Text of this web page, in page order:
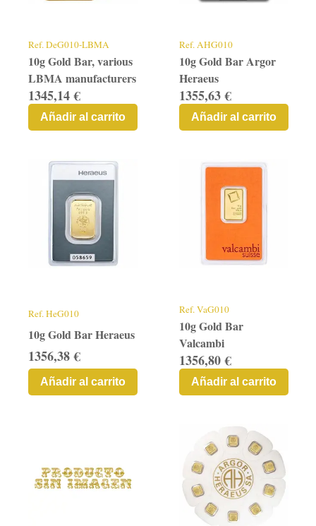
Ref.DeG010-LBMA
10g Gold Bar, various
LBMA manufacturers
1345,14 €
Añadir al carrito
Ref.AHG010
10g Gold Bar Argor
Heraeus
1355,63 €
Añadir al carrito
Ref.HeG010
10g Gold Bar Heraeus
1356,38 €
Añadir al carrito
Ref.VaG010
10g Gold Bar
Valcambi
1356,80 €
Añadir al carrito